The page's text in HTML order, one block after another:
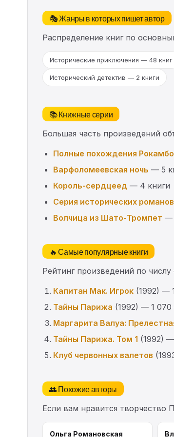
🎭 Жанры в которых пишет автор
Распределение книг по
Исторические приключения — 48 книг
Исторический детектив — 2 книги
📚 Книжные серии
Большая часть произведений
Полные похождения
Варфоломеевская ночь — 5
Король-сердцеед — 4 книги
Серия исторических романов
Волчица из Шато-Тромпет —
🔥 Самые популярные книги
Рейтинг произведений по
Капитан Мак. Игрок (1992) —
Тайны Парижа (1992) — 1 070
Маргарита Валуа:
Тайны Парижа. Том 1 (1992)
Клуб червонных валетов
👥 Похожие авторы
Если вам нравится
Ольга Романовская